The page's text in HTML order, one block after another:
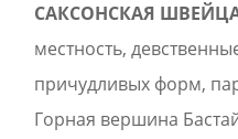
САКСОНСКАЯ
местность,
причудливых форм,
Горная вершина